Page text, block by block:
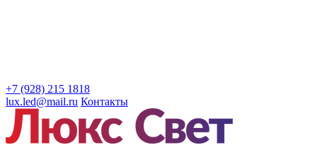
+7 (928) 215 1818
lux.led@mail.ru Контакты